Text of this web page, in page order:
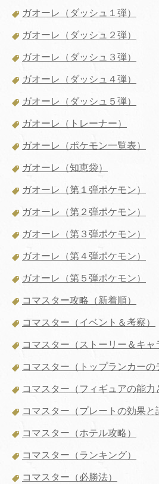
ガオーレ（ダッシュ１弾）
ガオーレ（ダッシュ２弾）
ガオーレ（ダッシュ３弾）
ガオーレ（ダッシュ４弾）
ガオーレ（ダッシュ５弾）
ガオーレ（トレーナー）
ガオーレ（ポケモン一覧表）
ガオーレ（知恵袋）
ガオーレ（第１弾ポケモン）
ガオーレ（第２弾ポケモン）
ガオーレ（第３弾ポケモン）
ガオーレ（第４弾ポケモン）
ガオーレ（第５弾ポケモン）
コマスター攻略（新着順）
コマスター（イベント＆考察）
コマスター（ストーリー＆キャ
コマスター（トップランカーの
コマスター（フィギュアの能力
コマスター（プレートの効果と
コマスター（ホテル攻略）
コマスター（ランキング）
コマスター（必勝法）